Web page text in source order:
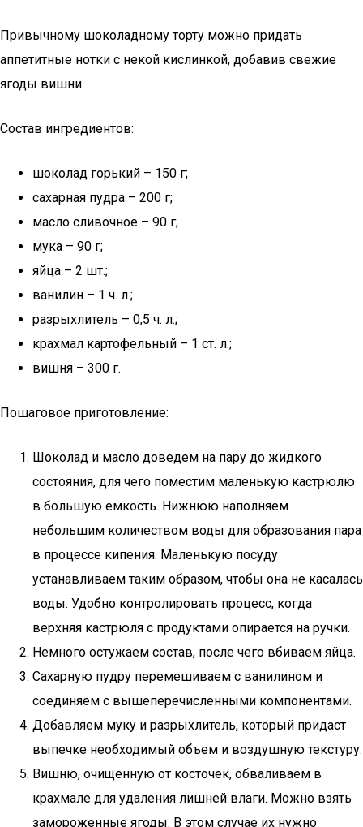
Привычному шоколадному торту можно придать
аппетитные нотки с некой кислинкой, добавив свежие
ягоды вишни.
Состав ингредиентов:
шоколад горький – 150 г;
сахарная пудра – 200 г;
масло сливочное – 90 г;
мука – 90 г;
яйца – 2 шт.;
ванилин – 1 ч. л.;
разрыхлитель – 0,5 ч. л.;
крахмал картофельный – 1 ст. л.;
вишня – 300 г.
Пошаговое приготовление:
Шоколад и масло доведем на пару до жидкого
состояния, для чего поместим маленькую кастрюлю
в большую емкость. Нижнюю наполняем
небольшим количеством воды для образования пара
в процессе кипения. Маленькую посуду
устанавливаем таким образом, чтобы она не касалась
воды. Удобно контролировать процесс, когда
верхняя кастрюля с продуктами опирается на ручки.
Немного остужаем состав, после чего вбиваем яйца.
Сахарную пудру перемешиваем с ванилином и
соединяем с вышеперечисленными компонентами.
Добавляем муку и разрыхлитель, который придаст
выпечке необходимый объем и воздушную текстуру.
Вишню, очищенную от косточек, обваливаем в
крахмале для удаления лишней влаги. Можно взять
замороженные ягоды. В этом случае их нужно